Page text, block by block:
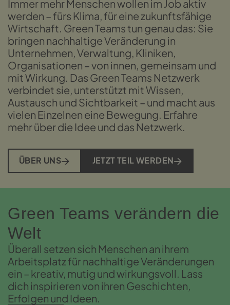
Immer mehr Menschen wollen im Job aktiv
werden – fürs Klima, für eine zukunftsfähige
Wirtschaft. Green Teams tun genau das: Sie
bringen nachhaltige Veränderung in
Unternehmen, Verwaltung, Kliniken,
Organisationen – von innen, gemeinsam und
mit Wirkung. Das Green Teams Netzwerk
verbindet sie, unterstützt mit Wissen,
Austausch und Sichtbarkeit – und macht aus
vielen Einzelnen eine Bewegung. Erfahre
mehr über die Idee und das Netzwerk.
ÜBER UNS JETZT TEIL WERDEN
Green Teams verändern die
Welt
Überall setzen sich Menschen an ihrem
Arbeitsplatz für nachhaltige Veränderungen
ein – kreativ, mutig und wirkungsvoll. Lass
dich inspirieren von ihren Geschichten,
Erfolgen und Ideen.